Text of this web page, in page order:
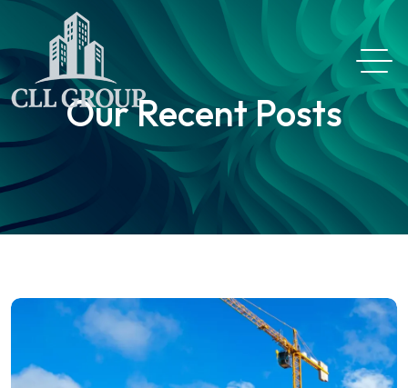
Our Recent Posts